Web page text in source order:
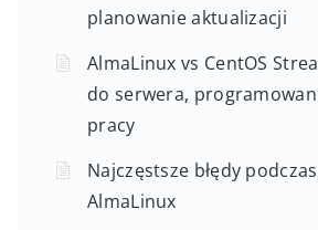
planowanie aktualizacji
AlmaLinux vs CentOS
do serwera,
pracy
Najczęstsze błędy
AlmaLinux